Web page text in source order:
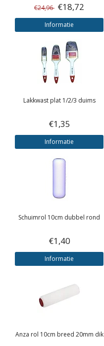
€24,96 €18,72
Informatie
Lakkwast plat 1/2/3 duims
€1,35
Informatie
Schuimrol 10cm dubbel rond
€1,40
Informatie
Anza rol 10cm breed 20mm dik